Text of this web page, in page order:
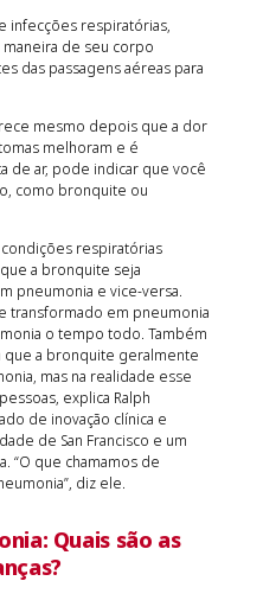
infecções respiratórias,
maneira de seu corpo
das passagens aéreas para
mesmo depois que a dor
melhoram e é
de ar, pode indicar que você
como bronquite ou
condições respiratórias
a bronquite seja
pneumonia e vice-versa.
transformado em pneumonia
o tempo todo. Também
que a bronquite geralmente
mas na realidade esse
explica Ralph
de inovação clínica e
de San Francisco e um
“O que chamamos de
diz ele.
Quais são as